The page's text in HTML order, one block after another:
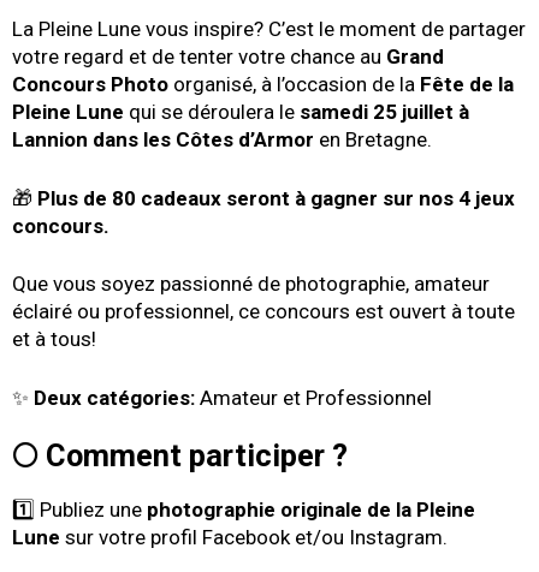
La Pleine Lune vous inspire? C’est le moment de partager
votre regard et de tenter votre chance au Grand
Concours Photo organisé, à l’occasion de la Fête de la
Pleine Lune qui se déroulera le samedi 25 juillet à
Lannion dans les Côtes d’Armor en Bretagne.
🎁 Plus de 80 cadeaux seront à gagner sur nos 4 jeux
concours.
Que vous soyez passionné de photographie, amateur
éclairé ou professionnel, ce concours est ouvert à toute
et à tous!
✨ Deux catégories: Amateur et Professionnel
🌕 Comment participer ?
1️⃣ Publiez une photographie originale de la Pleine
Lune sur votre profil Facebook et/ou Instagram.